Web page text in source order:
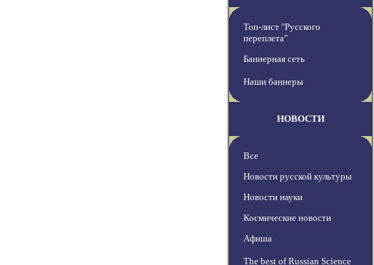
Топ-лист "Русского
переплета"
Баннерная сеть
Наши баннеры
НОВОСТИ
Все
Новости русской культуры
Новости науки
Космические новости
Афиша
The best of Russian Science